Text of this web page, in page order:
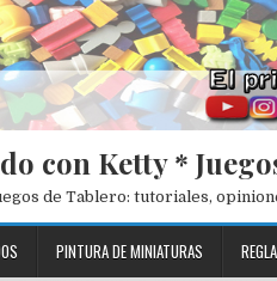
con Ketty *
de Tablero: tutoriales,
PINTURA DE MINIATURAS